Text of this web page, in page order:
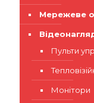
Мережеве
Пульти
Монітори